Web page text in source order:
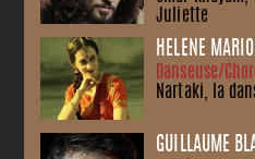
Juliette
HÉLÈNE
Danseuse/
Nartaki, la
GUILLAUME